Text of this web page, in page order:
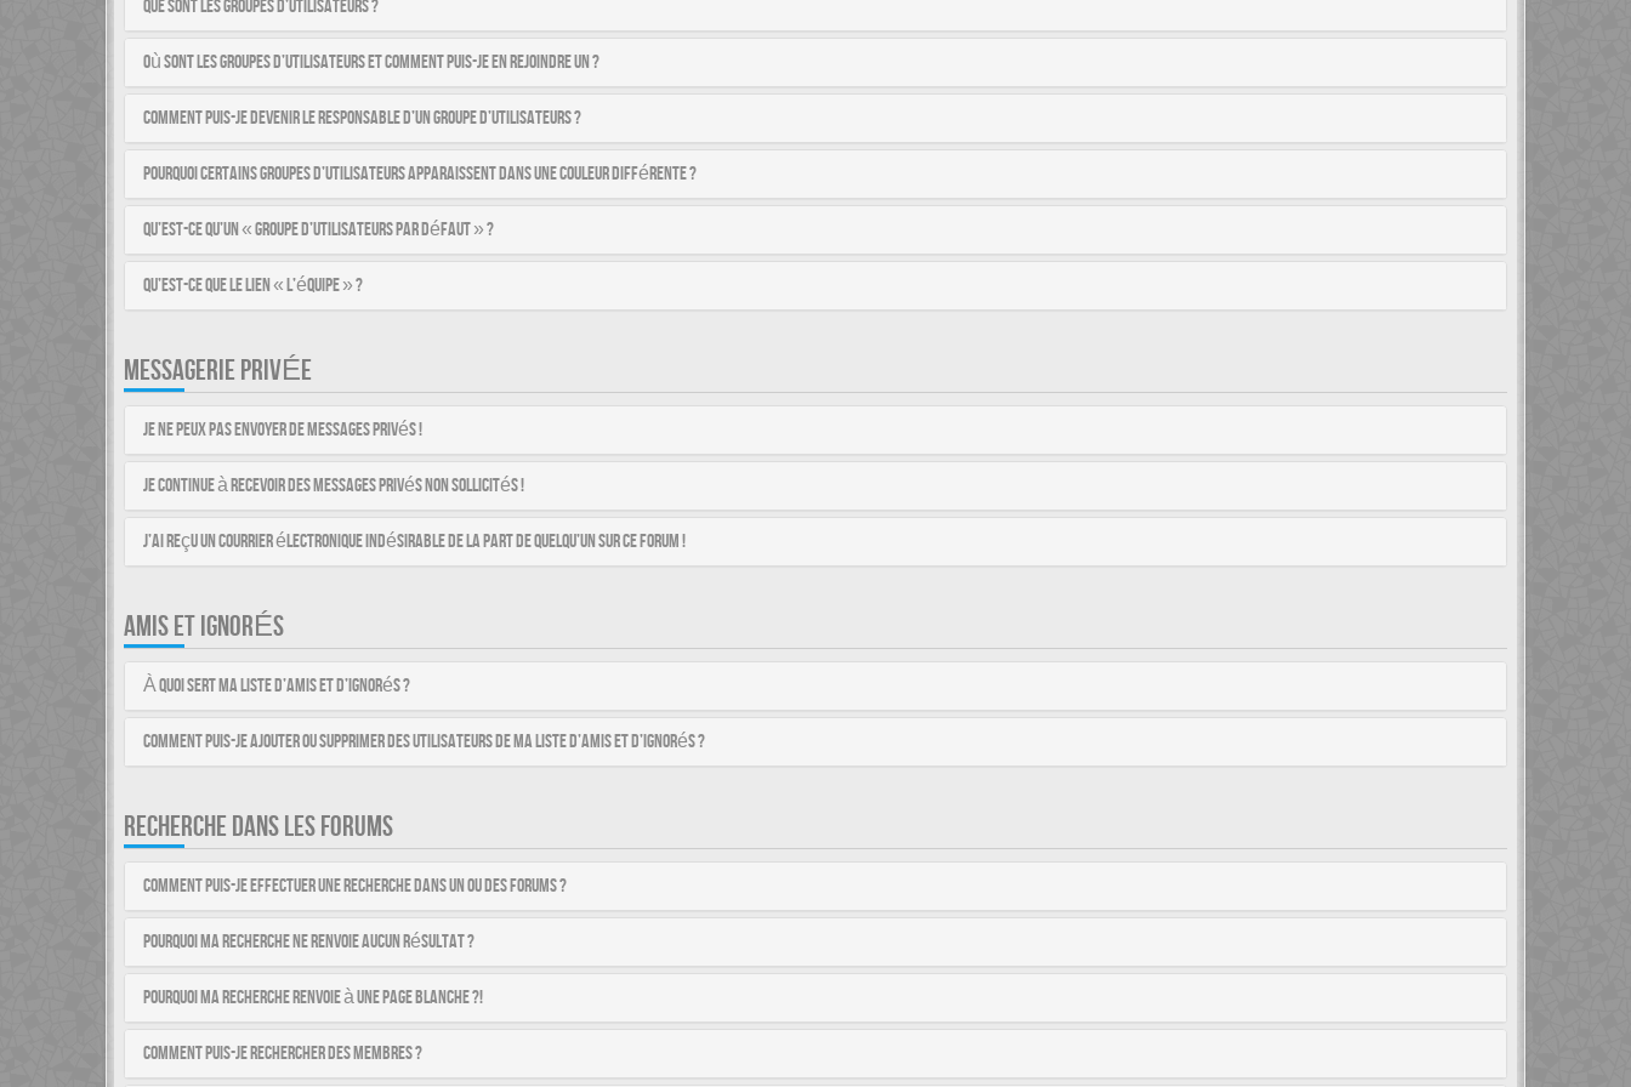
Que sont les groupes d’utilisateurs ?
Où sont les groupes d’utilisateurs et comment puis-je en rejoindre un ?
Comment puis-je devenir le responsable d’un groupe d’utilisateurs ?
Pourquoi certains groupes d’utilisateurs apparaissent dans une couleur différente ?
Qu’est-ce qu’un « groupe d’utilisateurs par défaut » ?
Qu’est-ce que le lien « L’équipe » ?
MESSAGERIE PRIVÉE
Je ne peux pas envoyer de messages privés !
Je continue à recevoir des messages privés non sollicités !
J’ai reçu un courrier électronique indésirable de la part de quelqu’un sur ce forum !
AMIS ET IGNORÉS
À quoi sert ma liste d’amis et d’ignorés ?
Comment puis-je ajouter ou supprimer des utilisateurs de ma liste d’amis et d’ignorés ?
RECHERCHE DANS LES FORUMS
Comment puis-je effectuer une recherche dans un ou des forums ?
Pourquoi ma recherche ne renvoie aucun résultat ?
Pourquoi ma recherche renvoie à une page blanche ?!
Comment puis-je rechercher des membres ?